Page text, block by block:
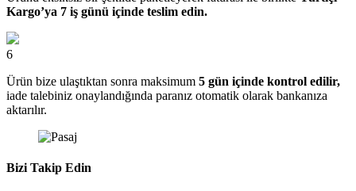
Kargo’ya 7 iş günü içinde teslim edin.
6
Ürün bize ulaştıktan sonra maksimum 5 gün içinde kontrol edilir,
iade talebiniz onaylandığında paranız otomatik olarak bankanıza
aktarılır.
Bizi Takip Edin